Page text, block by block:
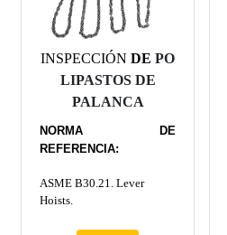
INSPECCIÓN DE PO
LIPASTOS DE
PALANCA
NORMA DE
REFERENCIA:
ASME B30.21. Lever
Hoists.